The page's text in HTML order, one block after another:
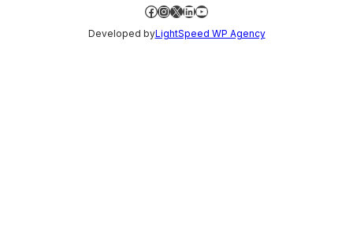
Facebook
Instagram
X LinkedIn
YouTube
Developed byLightSpeed WP Agency